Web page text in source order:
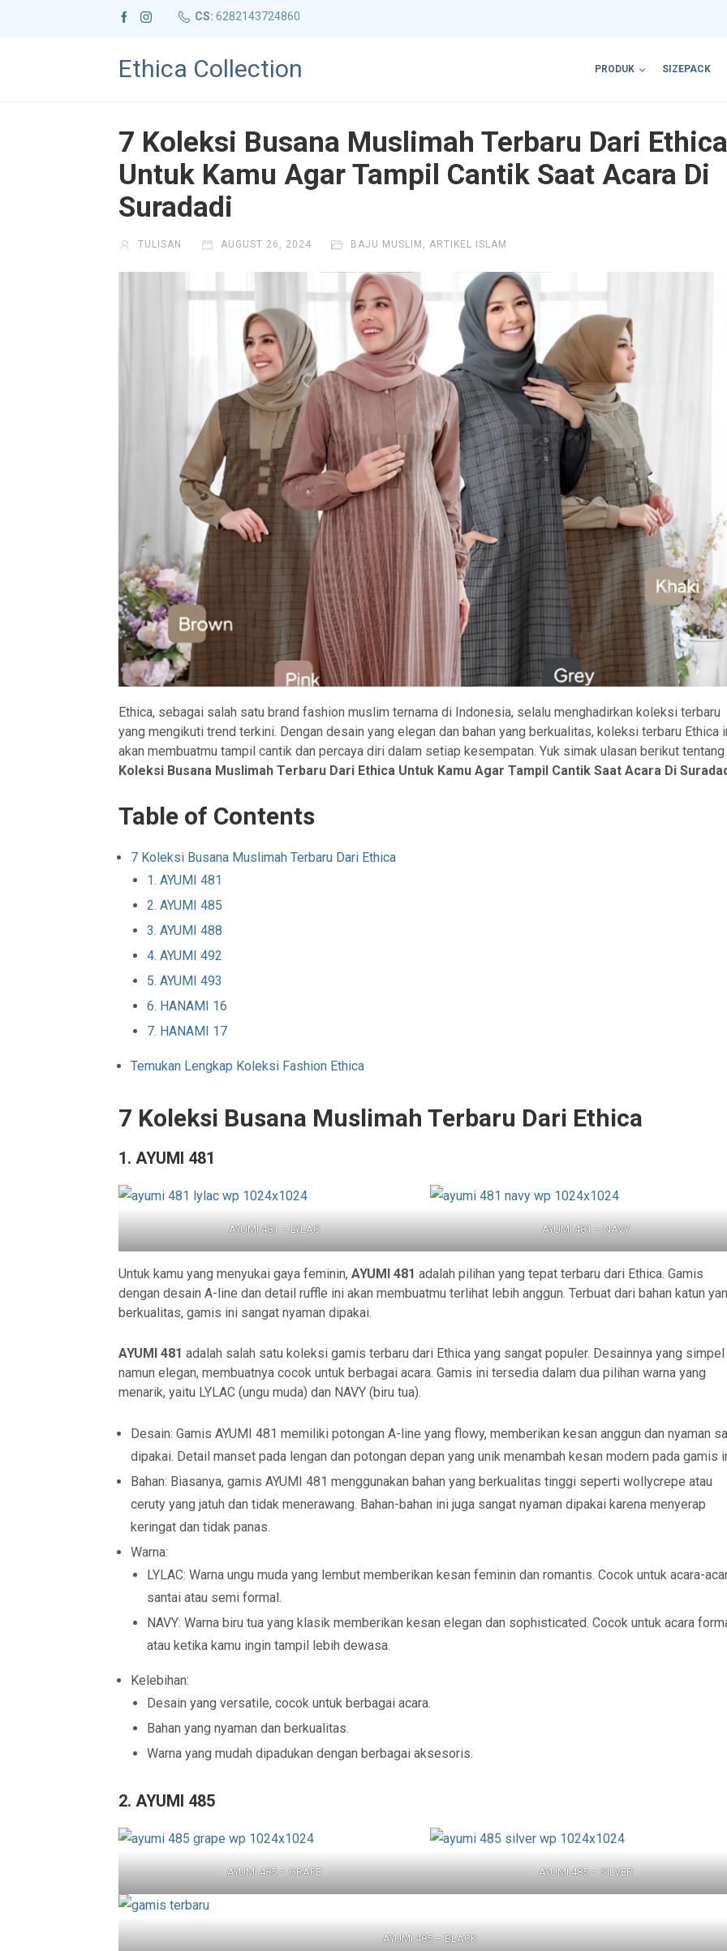
CS: 6282143724860
Ethica Collection PRODUK SIZEPACK
7 Koleksi Busana Muslimah Terbaru Dari Ethica
Untuk Kamu Agar Tampil Cantik Saat Acara Di
Suradadi
TULISAN AUGUST 26, 2024 BAJU MUSLIM , ARTIKEL ISLAM
Ethica, sebagai salah satu brand fashion muslim ternama di Indonesia, selalu menghadirkan koleksi terbaru
yang mengikuti trend terkini. Dengan desain yang elegan dan bahan yang berkualitas, koleksi terbaru Ethica
akan membuatmu tampil cantik dan percaya diri dalam setiap kesempatan. Yuk simak ulasan berikut tentang
Koleksi Busana Muslimah Terbaru Dari Ethica Untuk Kamu Agar Tampil Cantik Saat Acara Di
Table of Contents
7 Koleksi Busana Muslimah Terbaru Dari Ethica
1. AYUMI 481
2. AYUMI 485
3. AYUMI 488
4. AYUMI 492
5. AYUMI 493
6. HANAMI 16
7. HANAMI 17
Temukan Lengkap Koleksi Fashion Ethica
7 Koleksi Busana Muslimah Terbaru Dari Ethica
1. AYUMI 481
AYUMI 481 – LYLAC AYUMI 481 – NAVY
Untuk kamu yang menyukai gaya feminin,AYUMI 481 adalah pilihan yang tepat terbaru dari Ethica. Gamis
dengan desain A-line dan detail ruffle ini akan membuatmu terlihat lebih anggun. Terbuat dari bahan katun
berkualitas, gamis ini sangat nyaman dipakai.
AYUMI 481 adalah salah satu koleksi gamis terbaru dari Ethica yang sangat populer. Desainnya yang simpel
namun elegan, membuatnya cocok untuk berbagai acara. Gamis ini tersedia dalam dua pilihan warna yang
menarik, yaitu LYLAC (ungu muda) dan NAVY (biru tua).
Desain: Gamis AYUMI 481 memiliki potongan A-line yang flowy, memberikan kesan anggun dan nyaman
dipakai. Detail manset pada lengan dan potongan depan yang unik menambah kesan modern pada gamis
Bahan: Biasanya, gamis AYUMI 481 menggunakan bahan yang berkualitas tinggi seperti wollycrepe atau
ceruty yang jatuh dan tidak menerawang. Bahan-bahan ini juga sangat nyaman dipakai karena menyerap
keringat dan tidak panas.
Warna:
LYLAC: Warna ungu muda yang lembut memberikan kesan feminin dan romantis. Cocok untuk acara-
santai atau semi formal.
NAVY: Warna biru tua yang klasik memberikan kesan elegan dan sophisticated. Cocok untuk acara
atau ketika kamu ingin tampil lebih dewasa.
Kelebihan:
Desain yang versatile, cocok untuk berbagai acara.
Bahan yang nyaman dan berkualitas.
Warna yang mudah dipadukan dengan berbagai aksesoris.
2. AYUMI 485
AYUMI 485 – GRAPE AYUMI 485 – SILVER
AYUMI 485 – BLACK